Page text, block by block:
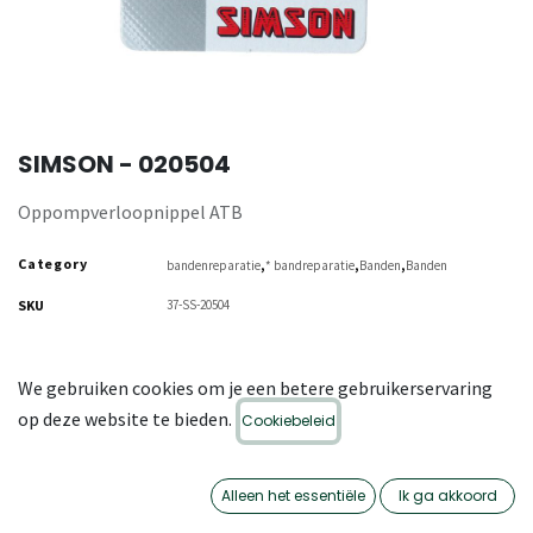
SIMSON - 020504
Oppompverloopnippel ATB
Category bandenreparatie,* bandreparatie,Banden,Banden
SKU 37-SS-20504
We gebruiken cookies om je een betere gebruikerservaring
op deze website te bieden. Cookiebeleid
Alleen het essentiële Ik ga akkoord